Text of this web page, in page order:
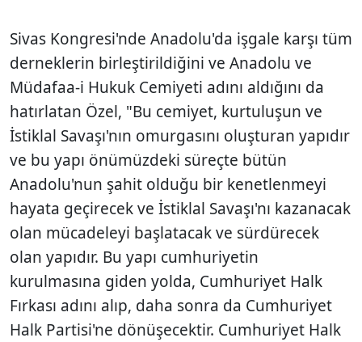
Sivas Kongresi'nde Anadolu'da işgale karşı tüm
derneklerin birleştirildiğini ve Anadolu ve
Müdafaa-i Hukuk Cemiyeti adını aldığını da
hatırlatan Özel, "Bu cemiyet, kurtuluşun ve
İstiklal Savaşı'nın omurgasını oluşturan yapıdır
ve bu yapı önümüzdeki süreçte bütün
Anadolu'nun şahit olduğu bir kenetlenmeyi
hayata geçirecek ve İstiklal Savaşı'nı kazanacak
olan mücadeleyi başlatacak ve sürdürecek
olan yapıdır. Bu yapı cumhuriyetin
kurulmasına giden yolda, Cumhuriyet Halk
Fırkası adını alıp, daha sonra da Cumhuriyet
Halk Partisi'ne dönüşecektir. Cumhuriyet Halk